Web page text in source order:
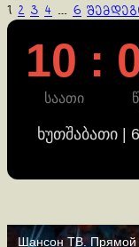
ჩანაწერების
გვერდებათ
დაშლა
1 2 3 4 … 6
10 :
საათი
ხუთშაბათი |